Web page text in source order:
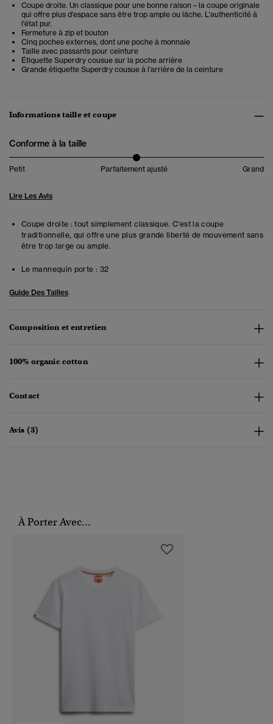
Coupe droite. Un classique pour une bonne raison – la coupe originale
qui offre plus d'espace sans être trop ample ou lâche. L'authenticité à
l'état pur.
Fermeture à zip et bouton
Cinq poches externes, dont une poche à monnaie
Taille avec passants pour ceinture
Étiquette Superdry cousue sur la poche arrière
Grande étiquette Superdry cousue à l'arrière de la ceinture
Informations taille et coupe
Conforme à la taille
Petit Parfaitement ajusté Grand
Lire Les Avis
Coupe droite : tout simplement classique. C'est la coupe
traditionnelle, qui offre une plus grande liberté de mouvement sans
être trop large ou ample.
Le mannequin porte : 32
Guide Des Tailles
Composition et entretien
100% organic cotton
Contact
Avis (3)
À Porter Avec...